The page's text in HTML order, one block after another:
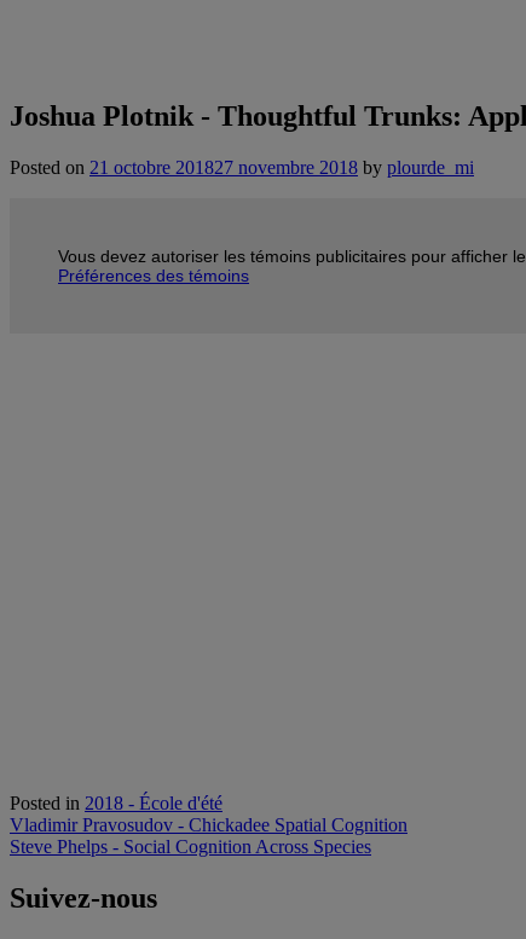
Joshua Plotnik - Thoughtful Trunks:
Posted on 21 octobre 201827 novembre 2018 by plourde_mi
Vous devez autoriser les témoins publicitaires pour afficher
Préférences des témoins
Posted in 2018 - École d'été
Navigation
de
l'article
Vladimir Pravosudov - Chickadee Spatial Cognition
Steve Phelps - Social Cognition Across Species
Suivez-nous